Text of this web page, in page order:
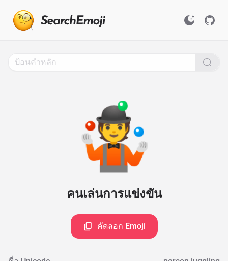
🤹
คนเล่นการแข่งขัน
คัดลอก Emoji